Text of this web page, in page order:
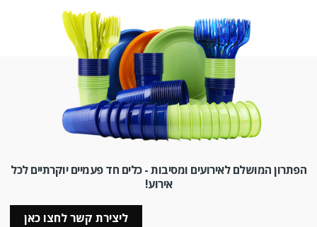
הפתרון המושלם לאירועים ומסיבות - כלים חד פעמיים יוקרתיים לכל
אירוע!
ליצירת קשר לחצו כאן